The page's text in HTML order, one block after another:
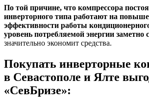
По той причине, что компрессора
инверторного типа работают на
эффективности работы
уровень потребляемой энергии заметно
значительно экономит средства.
Покупать инверторные
в Севастополе и Ялте
«СевБризе»: